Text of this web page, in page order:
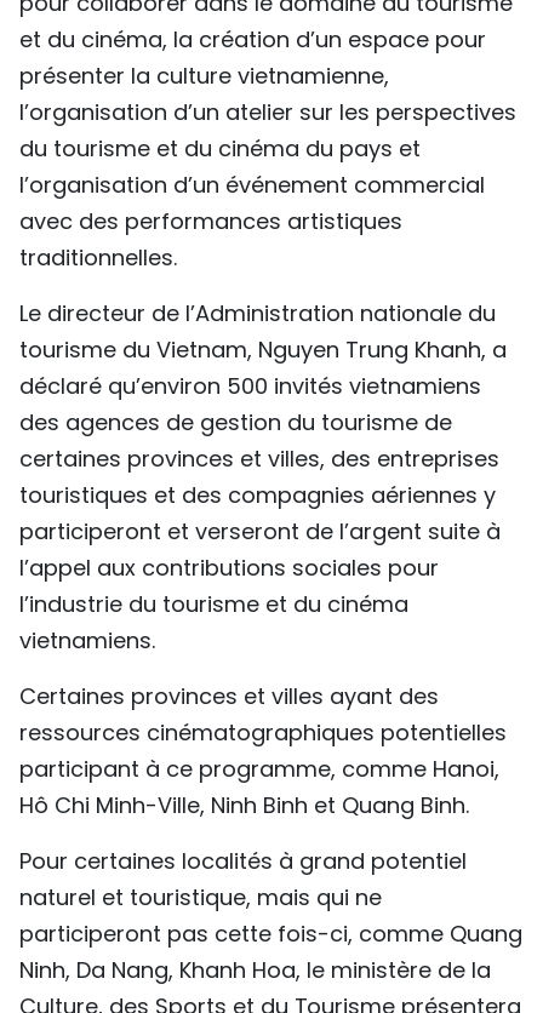
et du cinéma, la création d’un espace pour
présenter la culture vietnamienne,
l’organisation d’un atelier sur les perspectives
du tourisme et du cinéma du pays et
l’organisation d’un événement commercial
avec des performances artistiques
traditionnelles.
Le directeur de l’Administration nationale du
tourisme du Vietnam, Nguyen Trung Khanh, a
déclaré qu’environ 500 invités vietnamiens
des agences de gestion du tourisme de
certaines provinces et villes, des entreprises
touristiques et des compagnies aériennes y
participeront et verseront de l’argent suite à
l’appel aux contributions sociales pour
l’industrie du tourisme et du cinéma
vietnamiens.
Certaines provinces et villes ayant des
ressources cinématographiques potentielles
participant à ce programme, comme Hanoi,
Hô Chi Minh-Ville, Ninh Binh et Quang Binh.
Pour certaines localités à grand potentiel
naturel et touristique, mais qui ne
participeront pas cette fois-ci, comme Quang
Ninh, Da Nang, Khanh Hoa, le ministère de la
Culture, des Sports et du Tourisme présentera